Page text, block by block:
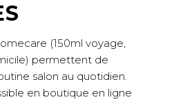
(150ml voyage,
permettent de
salon au quotidien.
en boutique en ligne